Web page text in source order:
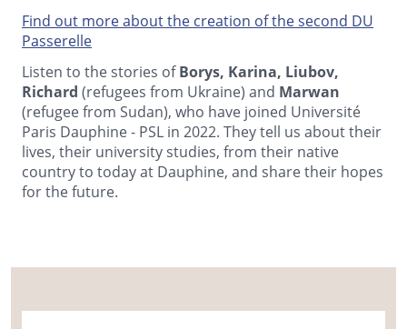
Find out more about the creation of the second DU
Passerelle
Listen to the stories ofBorys, Karina, Liubov,
Richard (refugees from Ukraine) and Marwan
(refugee from Sudan), who have joined Université
Paris Dauphine - PSL in 2022. They tell us about their
lives, their university studies, from their native
country to today at Dauphine, and share their hopes
for the future.